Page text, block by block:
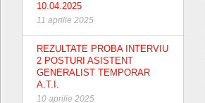
10.04.2025
11 aprilie 2025
REZULTATE PROBA INTERVIU
2 POSTURI ASISTENT
GENERALIST TEMPORAR
A.T.I.
10 aprilie 2025